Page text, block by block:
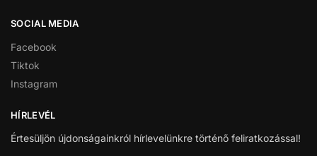
SOCIAL MEDIA
Facebook
Tiktok
Instagram
HÍRLEVÉL
Értesüljön újdonságainkról hírlevelünkre történő feliratkozással!